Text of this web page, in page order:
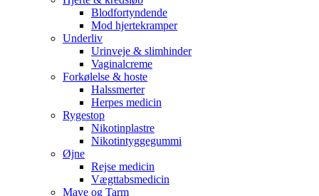
Blodfortyndende
Mod hjertekramper
Underliv
Urinveje & slimhinder
Vaginalcreme
Forkølelse & hoste
Halssmerter
Herpes medicin
Rygestop
Nikotinplastre
Nikotintyggegummi
Øjne
Rejse medicin
Vægttabsmedicin
Mave og Tarm